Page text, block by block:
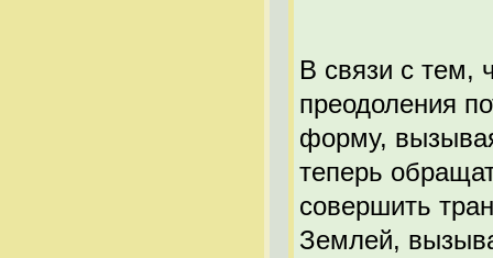
В связи с тем,
преодоления
форму,
теперь
совершить
Землей,